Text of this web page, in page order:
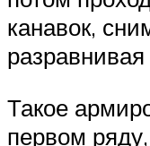
канавок,
Такое
первом